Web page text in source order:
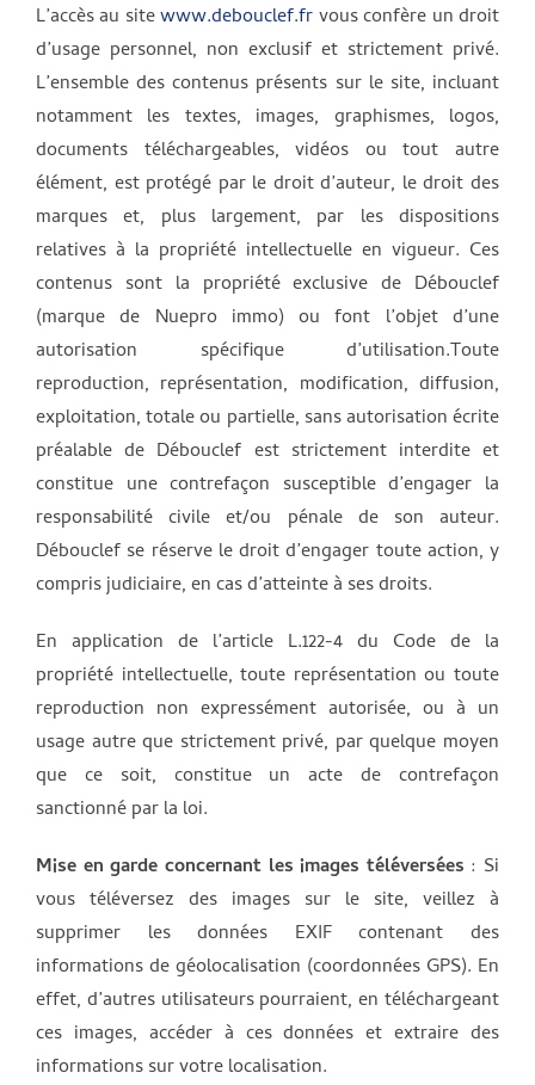
L’accès au sitewww.debouclef.frvous confère un droit
d’usage personnel, non exclusif et strictement privé.
L’ensemble des contenus présents sur le site, incluant
notamment les textes, images, graphismes, logos,
documents téléchargeables, vidéos ou tout autre
élément, est protégé par le droit d’auteur, le droit des
marques et, plus largement, par les dispositions
relatives à la propriété intellectuelle en vigueur. Ces
contenus sont la propriété exclusive de Débouclef
(marque de Nuepro immo) ou font l’objet d’une
autorisation spécifique d’utilisation.Toute
reproduction, représentation, modification, diffusion,
exploitation, totale ou partielle, sans autorisation écrite
préalable de Débouclef est strictement interdite et
constitue une contrefaçon susceptible d’engager la
responsabilité civile et/ou pénale de son auteur.
Débouclef se réserve le droit d’engager toute action, y
compris judiciaire, en cas d’atteinte à ses droits.
En application de l’article L.122-4 du Code de la
propriété intellectuelle, toute représentation ou toute
reproduction non expressément autorisée, ou à un
usage autre que strictement privé, par quelque moyen
que ce soit, constitue un acte de contrefaçon
sanctionné par la loi.
Mise en garde concernant les images téléversées : Si
vous téléversez des images sur le site, veillez à
supprimer les données EXIF contenant des
informations de géolocalisation (coordonnées GPS). En
effet, d’autres utilisateurs pourraient, en téléchargeant
ces images, accéder à ces données et extraire des
informations sur votre localisation.